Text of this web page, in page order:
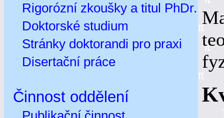
Rigorózní zkoušky a titul PhDr.
Doktorské studium
Stránky doktorandi pro praxi
Disertační práce
Činnost oddělení